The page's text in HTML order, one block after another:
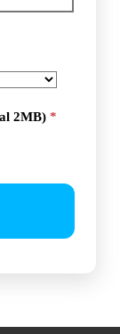
2MB) *